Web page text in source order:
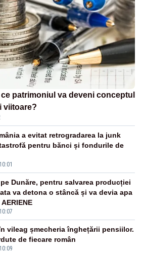
patrimoniul va deveni conceptul
viitoare?
a evitat retrogradarea la junk
pentru bănci și fondurile de
Dunăre, pentru salvarea producției
va detona o stâncă și va devia apa
vileag șmecheria înghețării pensiilor.
de fiecare român